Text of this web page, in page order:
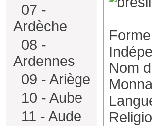
07 -
Ardèche
08 -
Ardennes
09 - Ariège
10 - Aube
11 - Aude
Nom